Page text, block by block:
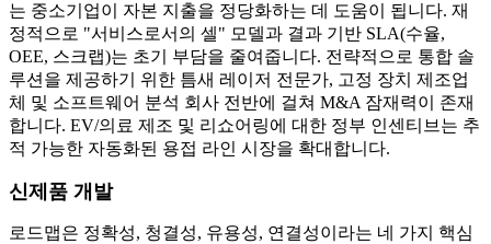
는 중소기업이 자본 지출을 정당화하는 데 도움이 됩니다. 재
정적으로 "서비스로서의 셀" 모델과 결과 기반 SLA(수율,
OEE, 스크랩)는 초기 부담을 줄여줍니다. 전략적으로 통합 솔
루션을 제공하기 위한 틈새 레이저 전문가, 고정 장치 제조업
체 및 소프트웨어 분석 회사 전반에 걸쳐 M&A 잠재력이 존재
합니다. EV/의료 제조 및 리쇼어링에 대한 정부 인센티브는 추
적 가능한 자동화된 용접 라인 시장을 확대합니다.
신제품 개발
로드맵은 정확성, 청결성, 유용성, 연결성이라는 네 가지 핵심